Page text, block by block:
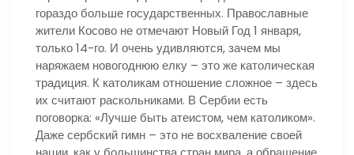
гораздо больше государственных. Православные
жители Косово не отмечают Новый Год 1 января,
только 14-го. И очень удивляются, зачем мы
наряжаем новогоднюю елку – это же католическая
традиция. К католикам отношение сложное – здесь
их считают раскольниками. В Сербии есть
поговорка: «Лучше быть атеистом, чем католиком».
Даже сербский гимн – это не восхваление своей